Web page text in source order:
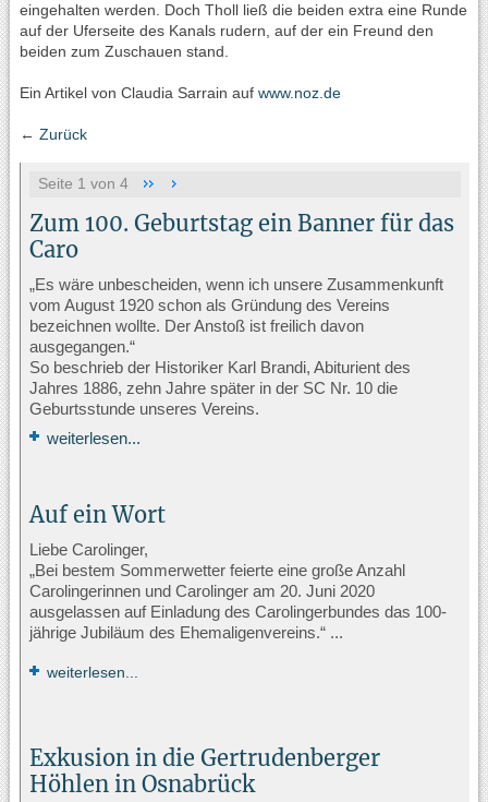
eingehalten werden. Doch Tholl ließ die beiden extra eine Runde
auf der Uferseite des Kanals rudern, auf der ein Freund den
beiden zum Zuschauen stand.
Ein Artikel von Claudia Sarrain auf www.noz.de
← Zurück
Seite 1 von 4
Zum 100. Geburtstag ein Banner für das
Caro
„Es wäre unbescheiden, wenn ich unsere Zusammenkunft
vom August 1920 schon als Gründung des Vereins
bezeichnen wollte. Der Anstoß ist freilich davon
ausgegangen.“
So beschrieb der Historiker Karl Brandi, Abiturient des
Jahres 1886, zehn Jahre später in der SC Nr. 10 die
Geburtsstunde unseres Vereins.
weiterlesen...
Auf ein Wort
Liebe Carolinger,
„Bei bestem Sommerwetter feierte eine große Anzahl
Carolingerinnen und Carolinger am 20. Juni 2020
ausgelassen auf Einladung des Carolingerbundes das 100-
jährige Jubiläum des Ehemaligenvereins.“ ...
weiterlesen...
Exkusion in die Gertrudenberger
Höhlen in Osnabrück